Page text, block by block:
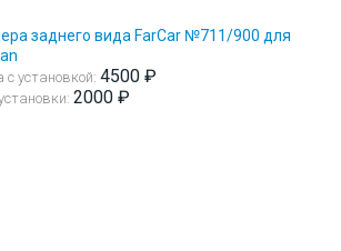
заднего вида FarCar №711/900 для
с установкой: 4500 ₽
2000 ₽